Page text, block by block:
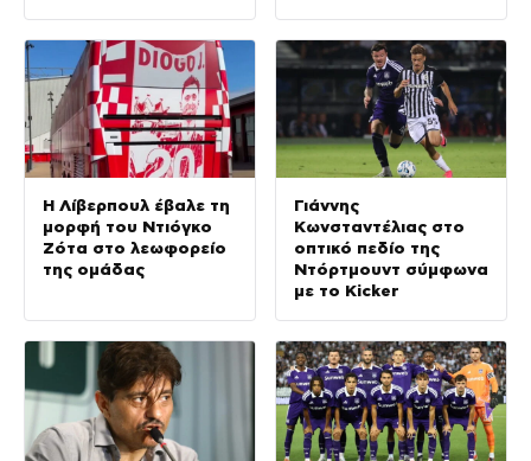
Η Λίβερπουλ έβαλε τη
μορφή του Ντιόγκο
Ζότα στο λεωφορείο
της ομάδας
Γιάννης
Κωνσταντέλιας στο
οπτικό πεδίο της
Ντόρτμουντ σύμφωνα
με το Kicker